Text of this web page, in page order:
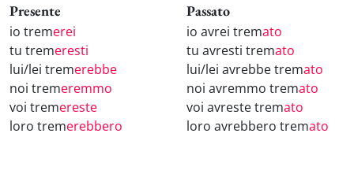
Presente
io tremerei
tu tremeresti
lui/lei tremerebbe
noi tremeremmo
voi tremereste
loro tremerebbero
Passato
io avrei tremato
tu avresti tremato
lui/lei avrebbe tremato
noi avremmo tremato
voi avreste tremato
loro avrebbero tremato